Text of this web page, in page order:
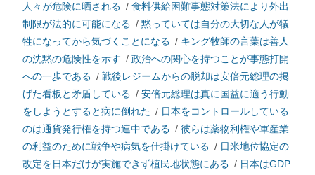
人々が危険に晒される / 食料供給困難事態対策法により外出
制限が法的に可能になる / 黙っていては自分の大切な人が犠
牲になってから気づくことになる / キング牧師の言葉は善人
の沈黙の危険性を示す / 政治への関心を持つことが事態打開
への一歩である / 戦後レジームからの脱却は安倍元総理の掲
げた看板と矛盾している / 安倍元総理は真に国益に適う行動
をしようとすると病に倒れた / 日本をコントロールしている
のは通貨発行権を持つ連中である / 彼らは薬物利権や軍産業
の利益のために戦争や病気を仕掛けている / 日米地位協定の
改定を日本だけが実施できず植民地状態にある / 日本はGDP